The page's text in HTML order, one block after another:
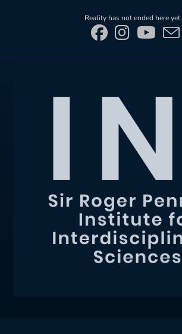
Reality has not ended here yet.